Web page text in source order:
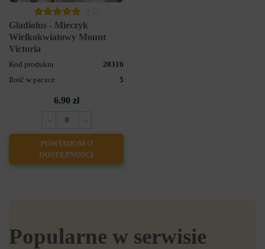
Gladiolus - Mieczyk
Wielkokwiatowy Mount
Victoria
Kod produktu
20316
Ilość w paczce
5
6.90 zł
POWIADOM O
DOSTĘPNOŚCI
Popularne w serwisie